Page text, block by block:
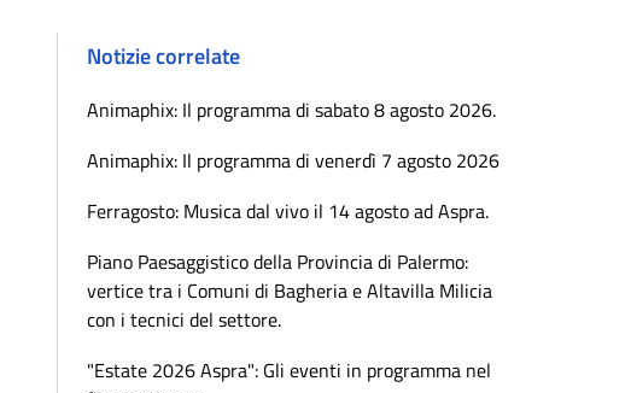
Notizie correlate
Animaphix: Il programma di sabato 8 agosto 2026.
Animaphix: Il programma di venerdì 7 agosto 2026
Ferragosto: Musica dal vivo il 14 agosto ad Aspra.
Piano Paesaggistico della Provincia di Palermo:
vertice tra i Comuni di Bagheria e Altavilla Milicia
con i tecnici del settore.
"Estate 2026 Aspra": Gli eventi in programma nel